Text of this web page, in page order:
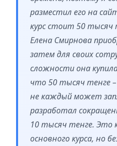
разместил его на
курс стоит 50 тысяч
Елена Смирнова
затем для своих
сложности она
что 50 тысяч тенге
не каждый может
разработал
10 тысяч тенге. Это
основного курса, но